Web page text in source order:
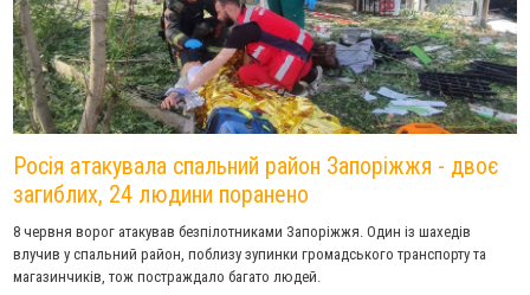
Росія атакувала спальний район Запоріжжя - двоє
загиблих, 24 людини поранено
8 червня ворог атакував безпілотниками Запоріжжя. Один із шахедів
влучив у спальний район, поблизу зупинки громадського транспорту та
магазинчиків, тож постраждало багато людей.